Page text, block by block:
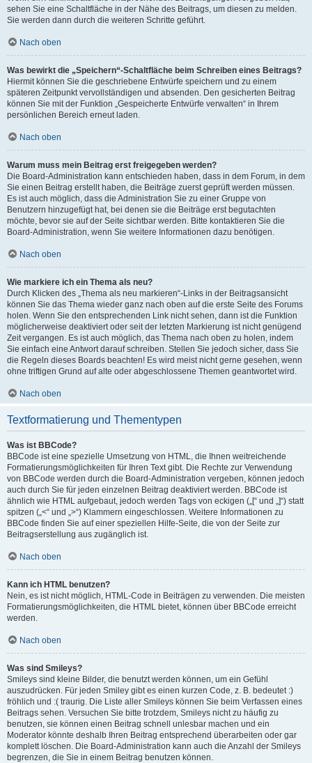
sehen Sie eine Schaltfläche in der Nähe des Beitrags, um diesen zu melden.
Sie werden dann durch die weiteren Schritte geführt.
Nach oben
Was bewirkt die „Speichern“-Schaltfläche beim Schreiben eines Beitrags?
Hiermit können Sie die geschriebene Entwürfe speichern und zu einem
späteren Zeitpunkt vervollständigen und absenden. Den gesicherten Beitrag
können Sie mit der Funktion „Gespeicherte Entwürfe verwalten“ in Ihrem
persönlichen Bereich erneut laden.
Nach oben
Warum muss mein Beitrag erst freigegeben werden?
Die Board-Administration kann entschieden haben, dass in dem Forum, in dem
Sie einen Beitrag erstellt haben, die Beiträge zuerst geprüft werden müssen.
Es ist auch möglich, dass die Administration Sie zu einer Gruppe von
Benutzern hinzugefügt hat, bei denen sie die Beiträge erst begutachten
möchte, bevor sie auf der Seite sichtbar werden. Bitte kontaktieren Sie die
Board-Administration, wenn Sie weitere Informationen dazu benötigen.
Nach oben
Wie markiere ich ein Thema als neu?
Durch Klicken des „Thema als neu markieren“-Links in der Beitragsansicht
können Sie das Thema wieder ganz nach oben auf die erste Seite des Forums
holen. Wenn Sie den entsprechenden Link nicht sehen, dann ist die Funktion
möglicherweise deaktiviert oder seit der letzten Markierung ist nicht genügend
Zeit vergangen. Es ist auch möglich, das Thema nach oben zu holen, indem
Sie einfach eine Antwort darauf schreiben. Stellen Sie jedoch sicher, dass Sie
die Regeln dieses Boards beachten! Es wird meist nicht gerne gesehen, wenn
ohne triftigen Grund auf alte oder abgeschlossene Themen geantwortet wird.
Nach oben
Textformatierung und Thementypen
Was ist BBCode?
BBCode ist eine spezielle Umsetzung von HTML, die Ihnen weitreichende
Formatierungsmöglichkeiten für Ihren Text gibt. Die Rechte zur Verwendung
von BBCode werden durch die Board-Administration vergeben, können jedoch
auch durch Sie für jeden einzelnen Beitrag deaktiviert werden. BBCode ist
ähnlich wie HTML aufgebaut, jedoch werden Tags von eckigen („[“ und „]“) statt
spitzen („<“ und „>“) Klammern eingeschlossen. Weitere Informationen zu
BBCode finden Sie auf einer speziellen Hilfe-Seite, die von der Seite zur
Beitragserstellung aus zugänglich ist.
Nach oben
Kann ich HTML benutzen?
Nein, es ist nicht möglich, HTML-Code in Beiträgen zu verwenden. Die meisten
Formatierungsmöglichkeiten, die HTML bietet, können über BBCode erreicht
werden.
Nach oben
Was sind Smileys?
Smileys sind kleine Bilder, die benutzt werden können, um ein Gefühl
auszudrücken. Für jeden Smiley gibt es einen kurzen Code, z. B. bedeutet :)
fröhlich und :( traurig. Die Liste aller Smileys können Sie beim Verfassen eines
Beitrags sehen. Versuchen Sie bitte trotzdem, Smileys nicht zu häufig zu
benutzen, sie können einen Beitrag schnell unlesbar machen und ein
Moderator könnte deshalb Ihren Beitrag entsprechend überarbeiten oder gar
komplett löschen. Die Board-Administration kann auch die Anzahl der Smileys
begrenzen, die Sie in einem Beitrag benutzen können.